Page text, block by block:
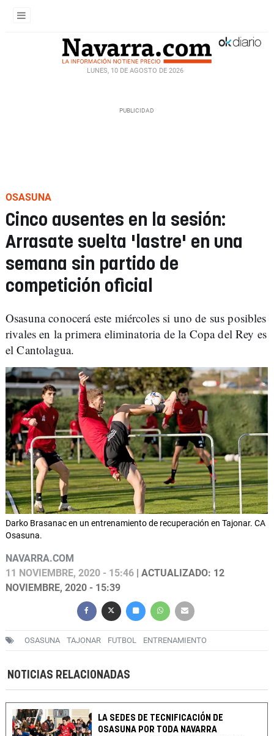
LUNES, 10 DE AGOSTO DE 2026
OSASUNA
Cinco ausentes en la sesión:
Arrasate suelta 'lastre' en una
semana sin partido de
competición oficial
Osasuna conocerá este miércoles si uno de sus posibles
rivales en la primera eliminatoria de la Copa del Rey es
el Cantolagua.
Darko Brasanac en un entrenamiento de recuperación en Tajonar. CA
Osasuna.
NAVARRA.COM
11 NOVIEMBRE, 2020 - 15:46 | ACTUALIZADO: 12
NOVIEMBRE, 2020 - 15:39
OSASUNA TAJONAR FUTBOL ENTRENAMIENTO
NOTICIAS RELACIONADAS
LA SEDES DE TECNIFICACIÓN DE
OSASUNA POR TODA NAVARRA